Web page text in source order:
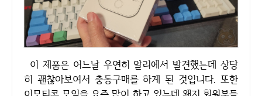
이 제품은 어느날 우연히 알리에서 발견했는데 상당
히 괜찮아보여서 충동구매를 하게 된 것입니다. 또한